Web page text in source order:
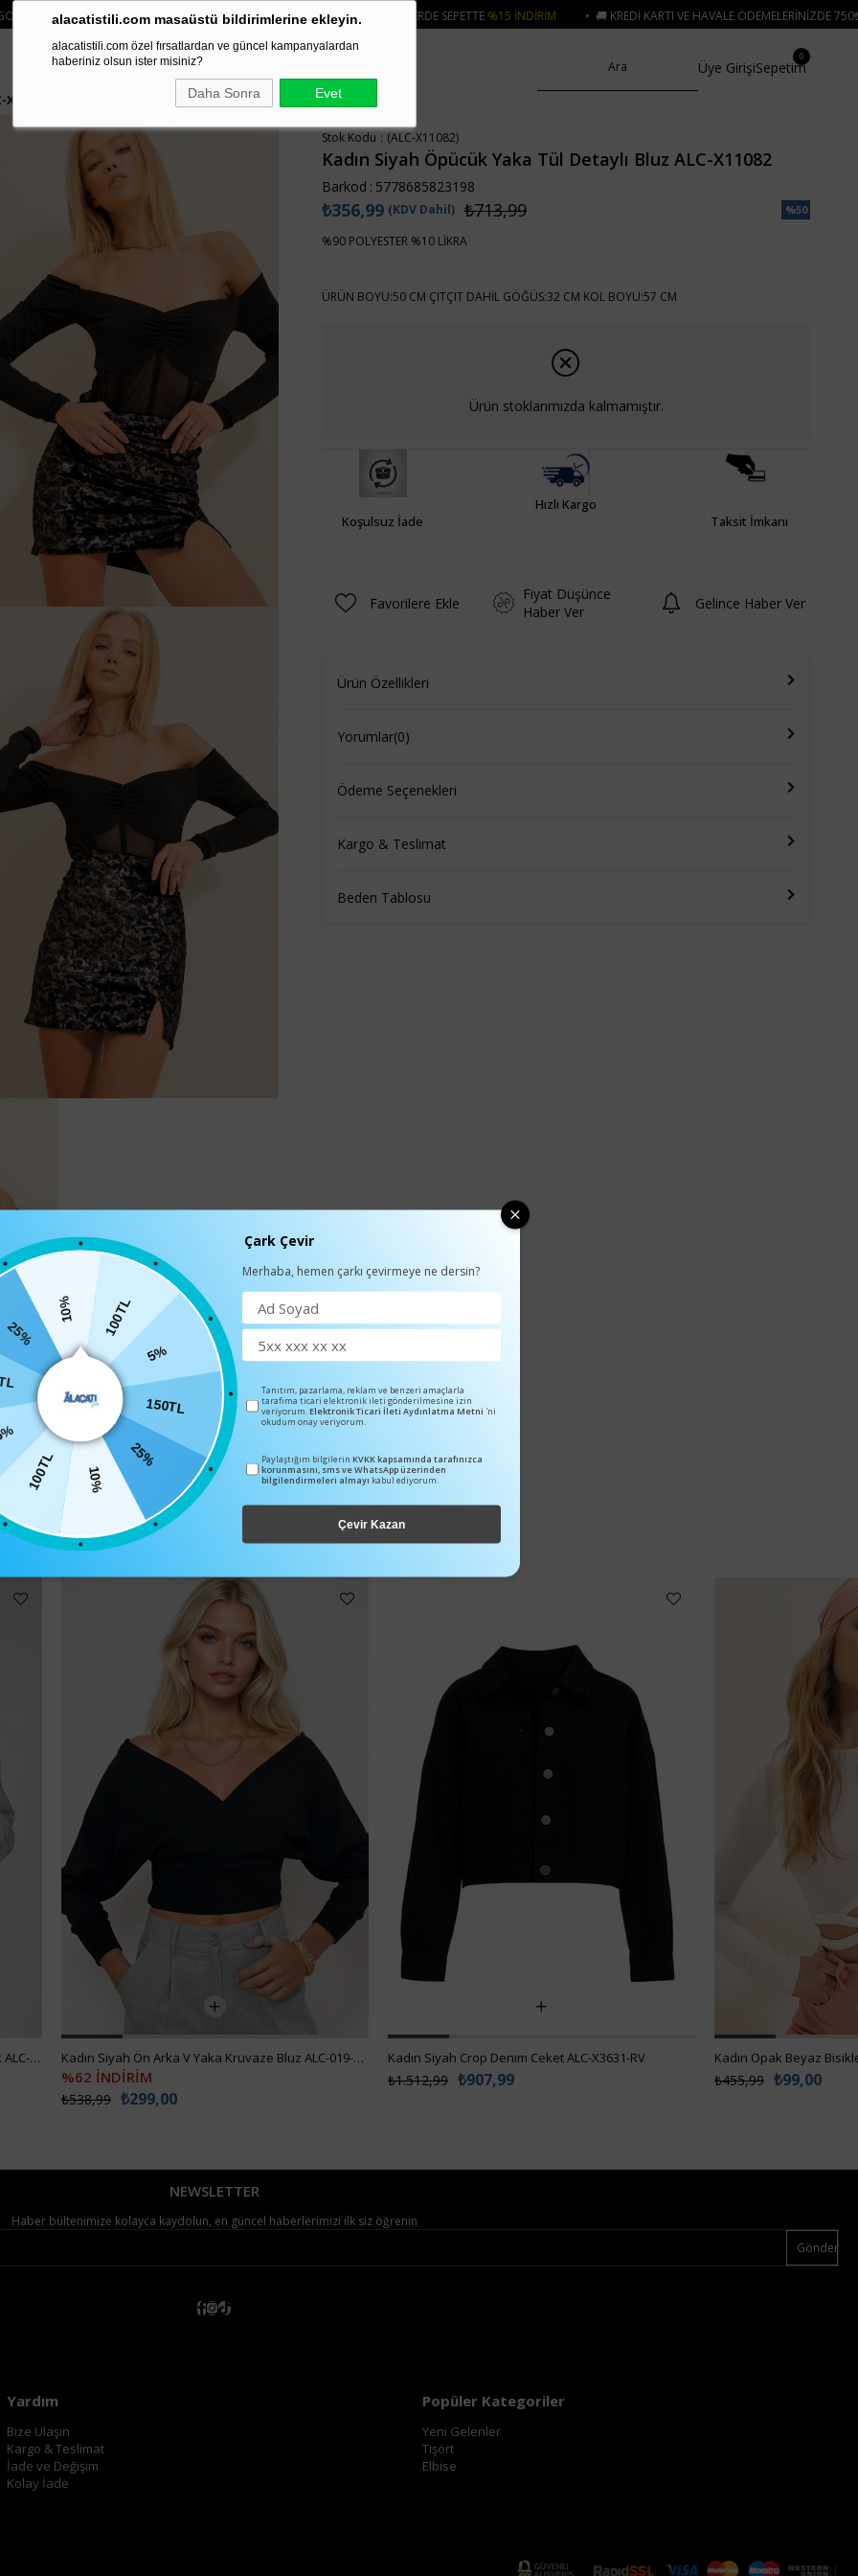
alacatistili.com masaüstü bildirimlerine ekleyin.
alacatistili.com özel fırsatlardan ve güncel kampanyalardan
haberiniz olsun ister misiniz?
Daha Sonra Evet
YENI SEZON ÜRÜNLERINDE 2 ÜRÜN VE ÜZERI SIPARIŞLERDE SEPETTE %15 İNDIRIM • 🚚 KREDI KARTI VE HAVALE ÖDEMELERINIZDE 750₺ ÜZERI KARGO
Üye GirişiSepetim
0
Stok Kodu (ALC-X11082)
Kadın Siyah Öpücük Yaka Tül Detaylı Bluz ALC-X11082
Barkod : 5778685823198
%50
₺713,99
₺356,99 (KDV Dahil)
%90 POLYESTER %10 LİKRA
ÜRÜN BOYU:50 CM ÇITÇIT DAHİL GÖĞÜS:32 CM KOL BOYU:57 CM
Ürün stoklarımızda kalmamıştır.
Koşulsuz İade
Hızlı Kargo
Taksit İmkanı
Favorilere Ekle
Fiyat Düşünce
Haber Ver
Gelince Haber Ver
Ürün Özellikleri
Yorumlar(0)
Ödeme Seçenekleri
Kargo & Teslimat
Beden Tablosu
BENZER ÜRÜNLER
Kadın Siyah Ön Arka V Yaka Kruvaze Bluz ALC-019-053-BLZ Kadın Siyah Crop Denım Ceket ALC-X3631-RV
₺907,99
₺1.512,99 ₺99,00
₺455,99
₺199,00
NEWSLETTER
Haber bültenimize kolayca kaydolun, en güncel haberlerimizi ilk siz öğrenin
Gönder
Yardım
Bize Ulaşın
Kargo & Teslimat
İade ve Değişim
Kolay İade
Popüler Kategoriler
Yeni Gelenler
Tişört
Elbise
100TL
5%
150TL
25%
100TL
25%
Çark Çevir
Merhaba, hemen çarkı çevirmeye ne dersin?
Tanıtım, pazarlama, reklam ve benzeri amaçlarla
tarafıma ticari elektronik ileti gönderilmesine izin
veriyorum. Elektronik Ticari İleti Aydınlatma Metni 'ni
okudum onay veriyorum.
Paylaştığım bilgilerin KVKK kapsamında tarafınızca
korunmasını, sms ve WhatsApp üzerinden
bilgilendirmeleri almayı kabul ediyorum.
Çevir Kazan